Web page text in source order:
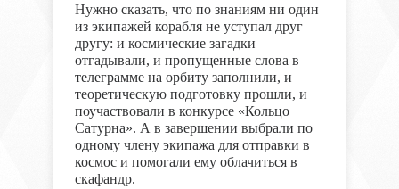
Нужно сказать, что по знаниям ни один
из экипажей корабля не уступал друг
другу: и космические загадки
отгадывали, и пропущенные слова в
телеграмме на орбиту заполнили, и
теоретическую подготовку прошли, и
поучаствовали в конкурсе «Кольцо
Сатурна». А в завершении выбрали по
одному члену экипажа для отправки в
космос и помогали ему облачиться в
скафандр.